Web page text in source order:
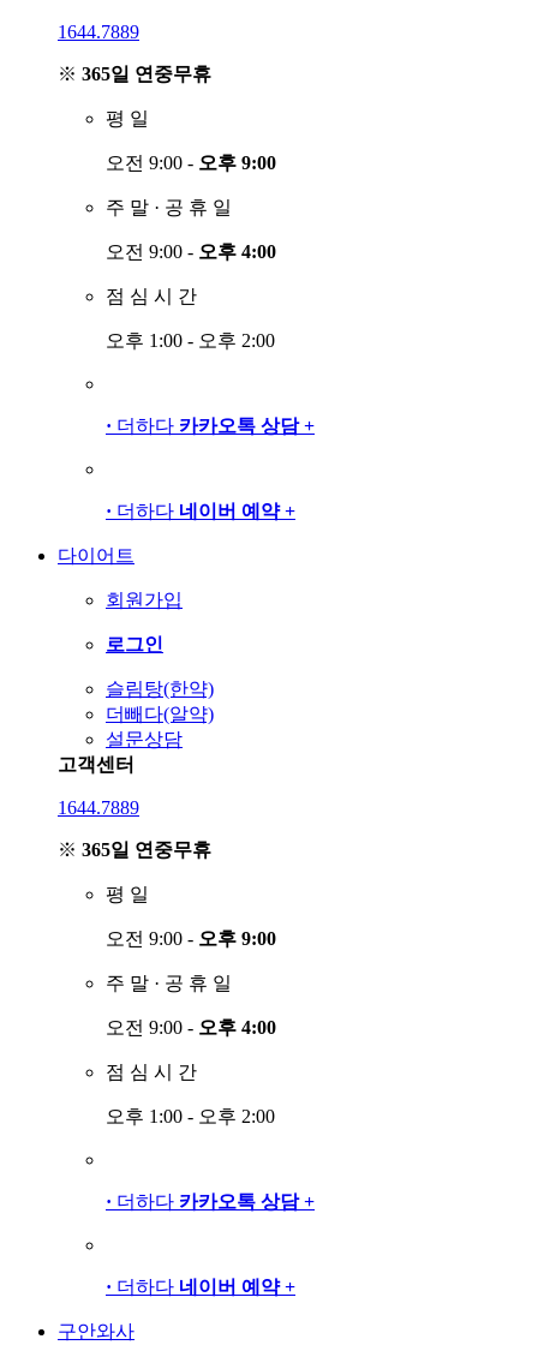
1644.7889
※ 365일 연중무휴
평 일
오전 9:00 - 오후 9:00
주 말 · 공 휴 일
오전 9:00 - 오후 4:00
점 심 시 간
오후 1:00 - 오후 2:00
· 더하다 카카오톡 상담 +
· 더하다 네이버 예약 +
다이어트
회원가입
로그인
슬림탕(한약)
더빼다(알약)
설문상담
고객센터
1644.7889
※ 365일 연중무휴
평 일
오전 9:00 - 오후 9:00
주 말 · 공 휴 일
오전 9:00 - 오후 4:00
점 심 시 간
오후 1:00 - 오후 2:00
· 더하다 카카오톡 상담 +
· 더하다 네이버 예약 +
구안와사